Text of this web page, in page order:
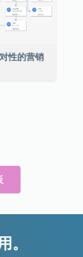
性的营销